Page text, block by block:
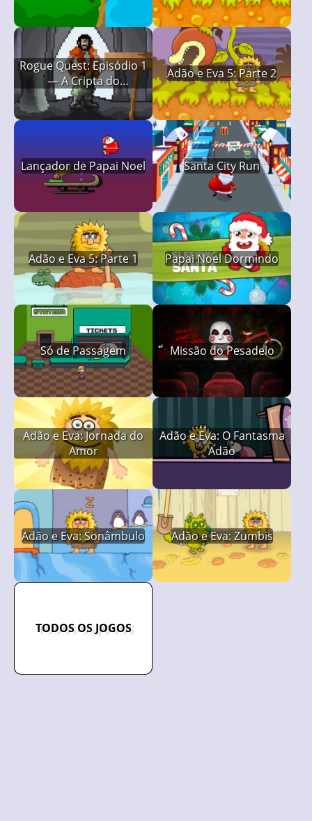
Rogue Quest: Episódio 1
— A Cripta do
Sanguessuga Rei
Adão e Eva 5: Parte 2
Lançador de Papai Noel Santa City Run
Adão e Eva 5: Parte 1 Papai Noel Dormindo
Só de Passagem Missão do Pesadelo
Adão e Eva: Jornada do
Amor
Adão e Eva: O Fantasma
Adão
Adão e Eva: Sonâmbulo Adão e Eva: Zumbis
TODOS OS JOGOS